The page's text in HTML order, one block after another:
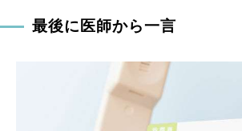
最後に医師から一言